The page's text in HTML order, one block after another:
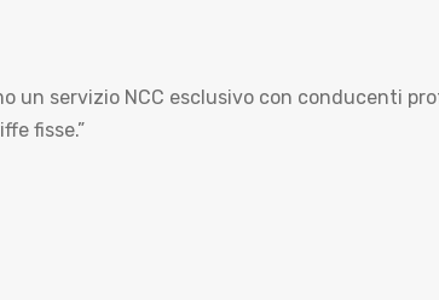
un servizio NCC esclusivo con conducenti
fisse.”